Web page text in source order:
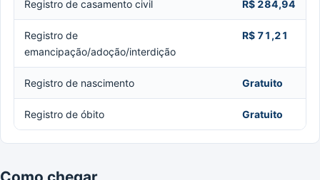
Registro de casamento civil R$ 284,94
Registro de
emancipação/adoção/interdição
R$ 71,21
Registro de nascimento Gratuito
Registro de óbito Gratuito